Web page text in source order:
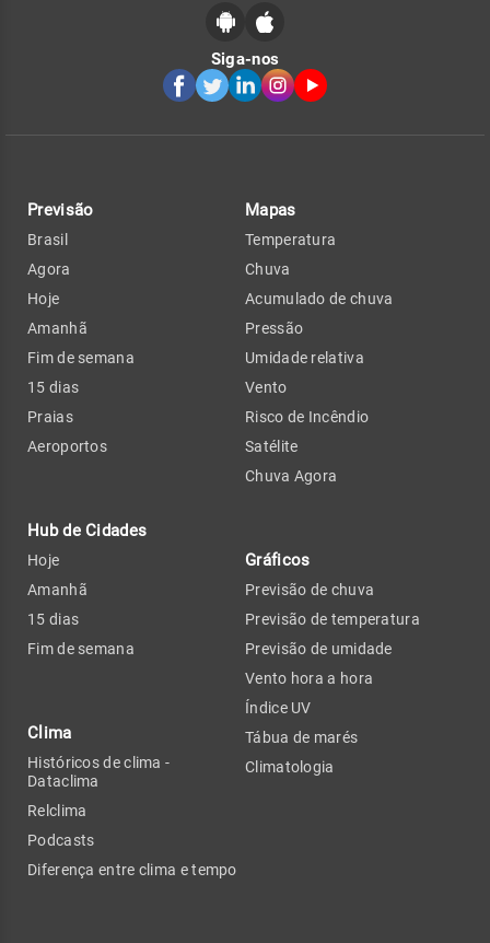
Siga-nos
Previsão
Brasil
Agora
Hoje
Amanhã
Fim de semana
15 dias
Praias
Aeroportos
Hub de Cidades
Hoje
Amanhã
15 dias
Fim de semana
Clima
Históricos de clima -
Dataclima
Relclima
Podcasts
Diferença entre clima e tempo
Mapas
Temperatura
Chuva
Acumulado de chuva
Pressão
Umidade relativa
Vento
Risco de Incêndio
Satélite
Chuva Agora
Gráficos
Previsão de chuva
Previsão de temperatura
Previsão de umidade
Vento hora a hora
Índice UV
Tábua de marés
Climatologia